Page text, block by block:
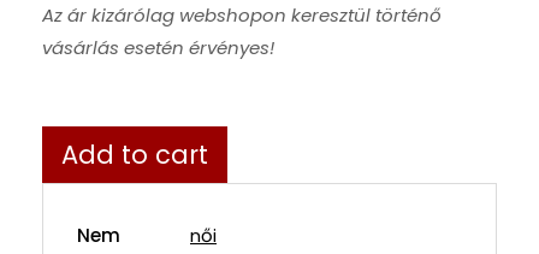
Az ár kizárólag webshopon keresztül történő
vásárlás esetén érvényes!
Add to cart
Nem
női